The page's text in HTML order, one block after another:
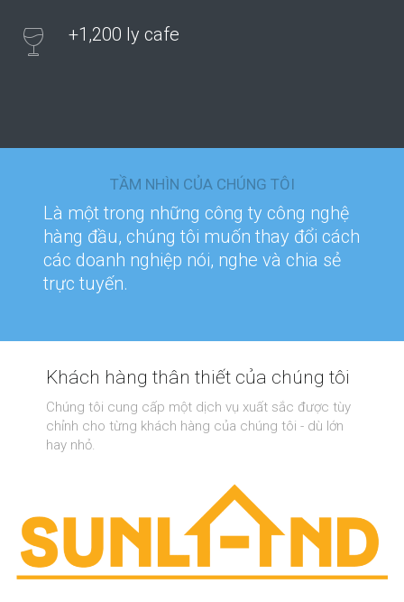
+1,200 ly cafe
TẦM NHÌN CỦA CHÚNG TÔI
Là một trong những công ty công nghệ
hàng đầu, chúng tôi muốn thay đổi cách
các doanh nghiệp nói, nghe và chia sẻ
trực tuyến.
Khách hàng thân thiết của chúng tôi
Chúng tôi cung cấp một dịch vụ xuất sắc được tùy
chỉnh cho từng khách hàng của chúng tôi - dù lớn
hay nhỏ.